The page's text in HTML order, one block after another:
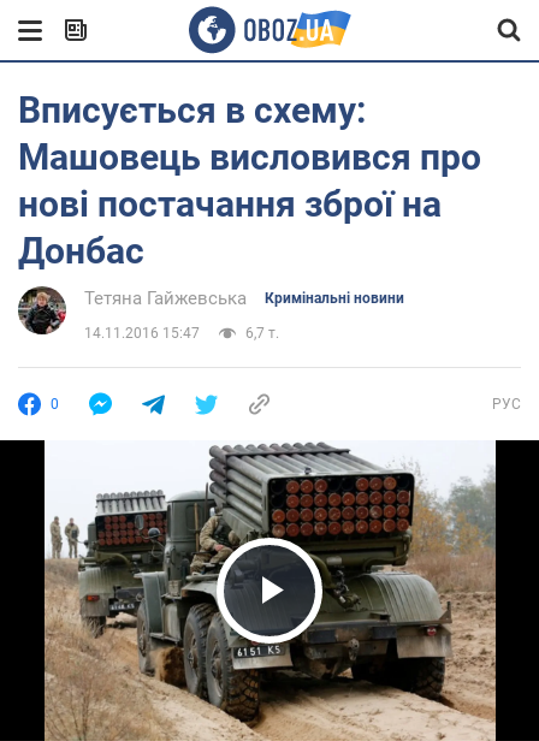
Вписується в схему:
Машовець висловився про
нові постачання зброї на
Донбас
Тетяна Гайжевська Кримінальні новини
14.11.2016 15:47 6,7 т.
0 РУС
Play Video